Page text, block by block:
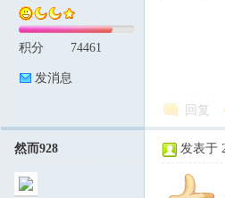
积分 74461
发消息
回复
然而928 发表于